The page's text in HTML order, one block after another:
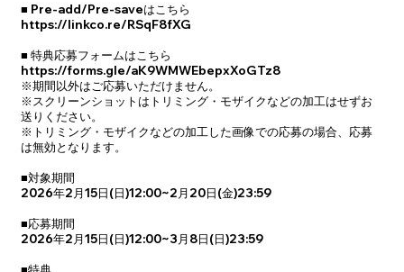
■ Pre-add/Pre-saveはこちら
https://linkco.re/RSqF8fXG
■ 特典応募フォームはこちら
https://forms.gle/aK9WMWEbepxXoGTz8
※期間以外はご応募いただけません。
※スクリーンショットはトリミング・モザイクなどの加工はせずお
送りください。
※トリミング・モザイクなどの加工した画像での応募の場合、応募
は無効となります。
■対象期間
2026年2月15日(日)12:00~2月20日(金)23:59
■応募期間
2026年2月15日(日)12:00~3月8日(日)23:59
■特典